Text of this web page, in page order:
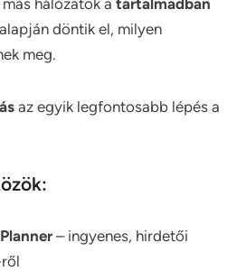
alapján döntik el, milyen
meg.
az egyik legfontosabb lépés a
– ingyenes, hirdetői